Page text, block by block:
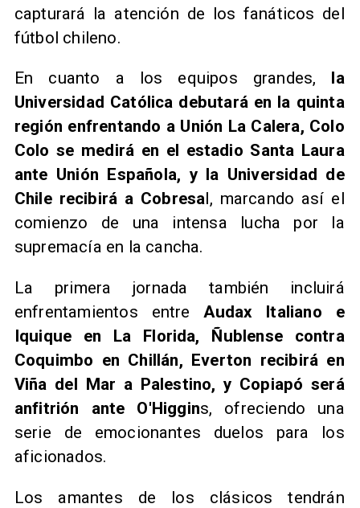
capturará la atención de los fanáticos del
fútbol chileno.
En cuanto a los equipos grandes,
la
Universidad Católica debutará en la quinta
región enfrentando a Unión La Calera, Colo
Colo se medirá en el estadio Santa Laura
ante Unión Española, y la Universidad de
Chile recibirá a Cobresa l, marcando así el
comienzo de una intensa lucha por la
supremacía en la cancha.
La primera jornada también incluirá
enfrentamientos entre Audax Italiano e
Iquique en La Florida, Ñublense contra
Coquimbo en Chillán, Everton recibirá en
Viña del Mar a Palestino, y Copiapó será
anfitrión ante O'Higgins, ofreciendo una
serie de emocionantes duelos para los
aficionados.
Los amantes de los clásicos tendrán